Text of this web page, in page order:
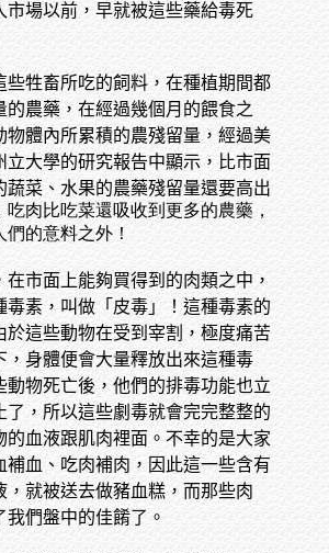
市場以前，早就被這些藥給毒死
些牲畜所吃的飼料，在種植期間都
的農藥，在經過幾個月的餵食之
物體內所累積的農殘留量，經過美
立大學的研究報告中顯示，比市面
蔬菜、水果的農藥殘留量還要高出
吃肉比吃菜還吸收到更多的農藥，
的意料之外！
在市面上能夠買得到的肉類之中，
毒素，叫做「皮毒」！這種毒素的
於這些動物在受到宰割，極度痛苦
，身體便會大量釋放出來這種毒
動物死亡後，他們的排毒功能也立
了，所以這些劇毒就會完完整整的
的血液跟肌肉裡面。不幸的是大家
補血、吃肉補肉，因此這一些含有
，就被送去做豬血糕，而那些肉
我們盤中的佳餚了。